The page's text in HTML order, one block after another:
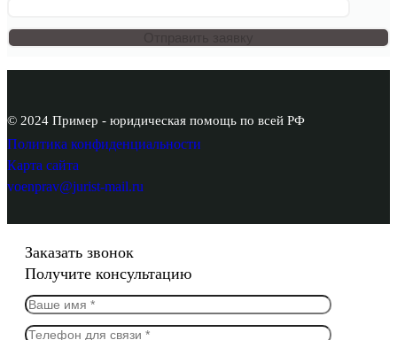
© 2024 Пример - юридическая помощь по всей РФ
Политика конфиденциальности
Карта сайта
voenprav@jurist-mail.ru
Заказать звонок
Получите консультацию